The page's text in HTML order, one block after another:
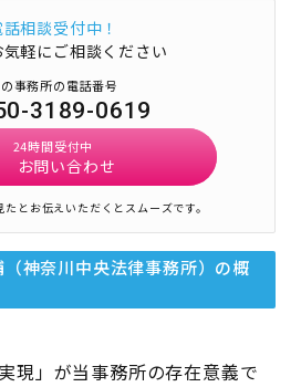
話相談受付中！
軽にご相談ください
事務所の電話番号
3189-0619
24時間受付中
お問い合わせ
とお伝えいただくとスムーズです。
神奈川中央法律事務所） の概
現」が当事務所の存在意義で